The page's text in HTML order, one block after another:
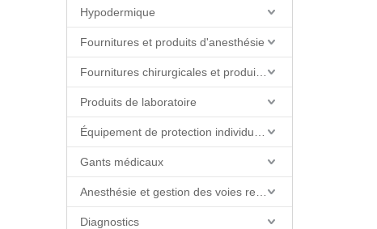
Hypodermique
Fournitures et produits d'anesthésie
Produits de laboratoire
Gants médicaux
Diagnostics